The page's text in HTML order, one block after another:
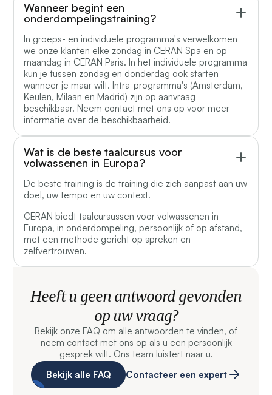
Wanneer begint een
onderdompelingstraining?
In groeps- en individuele programma's verwelkomen
we onze klanten elke zondag in CERAN Spa en op
maandag in CERAN Paris. In het individuele programma
kun je tussen zondag en donderdag ook starten
wanneer je maar wilt. Intra-programma's (Amsterdam,
Keulen, Milaan en Madrid) zijn op aanvraag
beschikbaar. Neem contact met ons op voor meer
informatie over de beschikbaarheid.
Wat is de beste taalcursus voor
volwassenen in Europa?
De beste training is de training die zich aanpast aan uw
doel, uw tempo en uw context.
CERAN biedt taalcursussen voor volwassenen in
Europa, in onderdompeling, persoonlijk of op afstand,
met een methode gericht op spreken en
zelfvertrouwen.
Heeft u geen antwoord gevonden
op uw vraag?
Bekijk onze FAQ om alle antwoorden te vinden, of
neem contact met ons op als u een persoonlijk
gesprek wilt. Ons team luistert naar u.
Bekijk alle FAQ
Contacteer een expert